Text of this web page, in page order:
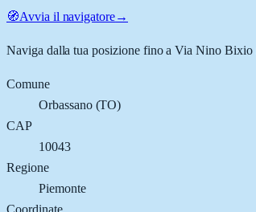
🧭Avvia il navigatore→
Naviga dalla tua posizione fino aVia Nino Bixio
Comune
Orbassano(TO)
CAP
10043
Regione
Piemonte
Coordinate